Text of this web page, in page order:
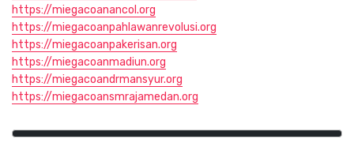
https://miegacoanancol.org
https://miegacoanpahlawanrevolusi.org
https://miegacoanpakerisan.org
https://miegacoanmadiun.org
https://miegacoandrmansyur.org
https://miegacoansmrajamedan.org